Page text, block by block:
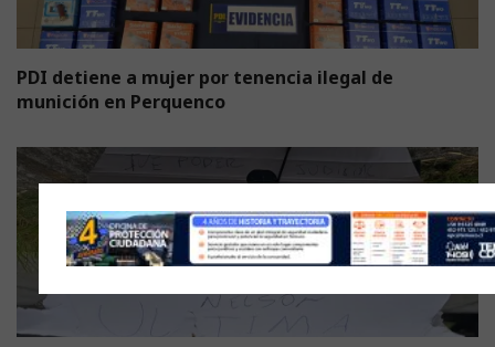
PDI detiene a mujer por tenencia ilegal de
munición en Perquenco